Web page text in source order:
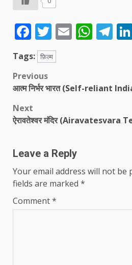
Facebook
Twitter
Email
Tags: फ़िल्म
Post
Previous
आत्म निर्भर भारत (Self-reliant
Next
ऐरावतेश्वर मंदिर (Airavatesvara
Leave a Reply
Your email address will not be
fields are marked *
Comment*